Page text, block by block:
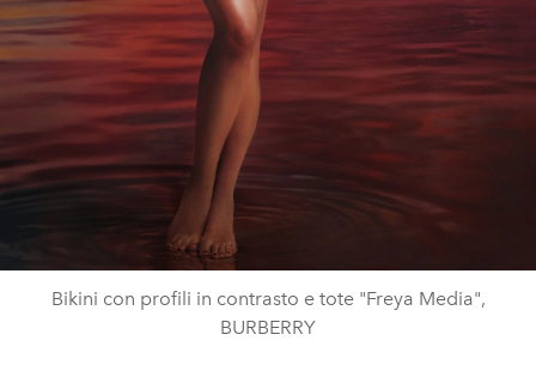
Bikini con profili in contrasto e tote "Freya Media",
BURBERRY